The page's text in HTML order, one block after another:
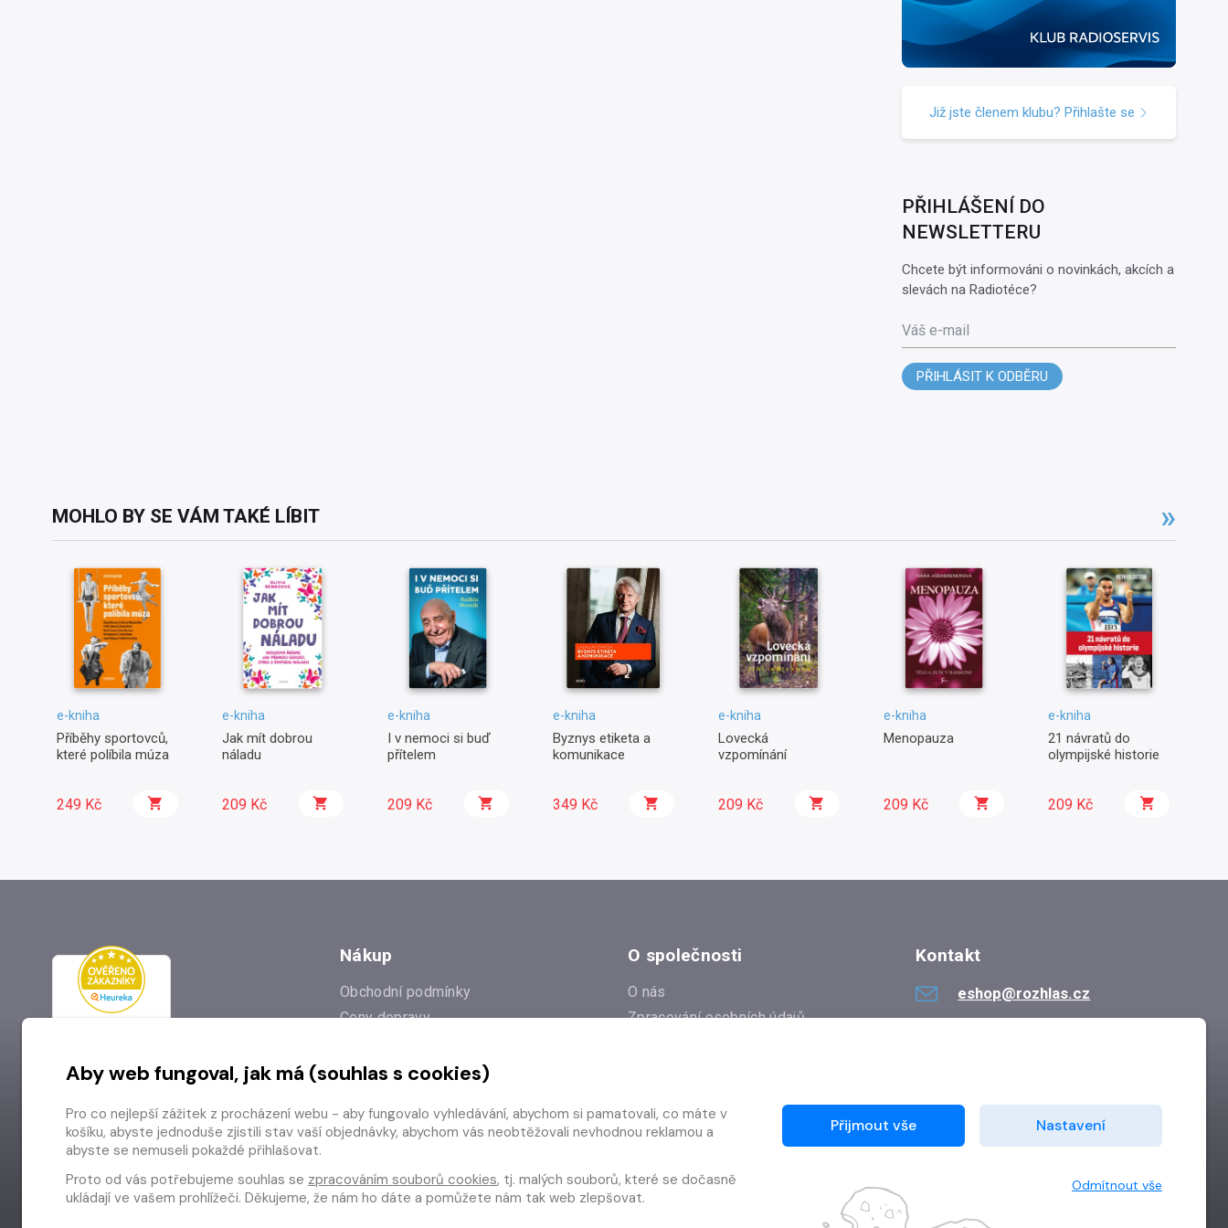
Již jste členem klubu? Přihlašte se
PŘIHLÁŠENÍ DO
NEWSLETTERU
Chcete být informováni o novinkách, akcích a
slevách na Radiotéce?
Váš e-mail
PŘIHLÁSIT K ODBĚRU
MOHLO BY SE VÁM TAKÉ LÍBIT
e-kniha
Příběhy sportovců,
které políbila múza
249 Kč
e-kniha
Jak mít dobrou
náladu
209 Kč
e-kniha
I v nemoci si buď
přítelem
209 Kč
e-kniha
Byznys etiketa a
komunikace
349 Kč
e-kniha
Lovecká
vzpomínání
209 Kč
e-kniha
Menopauza
209 Kč
e-kniha
21 návratů do
olympijské historie
209 Kč
Nákup
Obchodní podmínky
Ceny dopravy
Prodejna
Odstoupení od smlouvy
O společnosti
O nás
Zpracování osobních údajů
Kontakt
eshop@rozhlas.cz
Aby web fungoval, jak má (souhlas s cookies)
Pro co nejlepší zážitek z procházení webu - aby fungovalo vyhledávání, abychom si pamatovali, co máte v
košíku, abyste jednoduše zjistili stav vaší objednávky, abychom vás neobtěžovali nevhodnou reklamou a
abyste se nemuseli pokaždé přihlašovat.
Proto od vás potřebujeme souhlas se zpracováním souborů cookies, tj. malých souborů, které se dočasně
ukládají ve vašem prohlížeči. Děkujeme, že nám ho dáte a pomůžete nám tak web zlepšovat.
Přijmout vše Nastavení
Odmítnout vše